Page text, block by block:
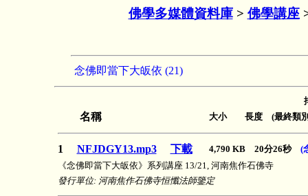
佛學多媒體資料庫> 佛學講座
念佛即當下大皈依 (21)
名稱 大小 長度 (最終類
1 NFJDGY13.mp3 下載 4,790 KB 20分26秒 (
《念佛即當下大皈依》系列講座 13/21, 河南焦作石佛寺
發行單位: 河南焦作石佛寺恒懺法師鑒定